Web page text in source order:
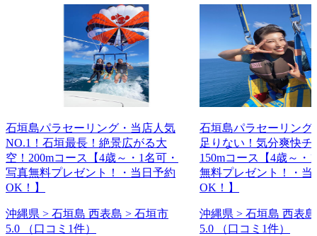
石垣島パラセーリング・当店人気
NO.1！石垣最長！絶景広がる大
空！200mコース【4歳～・1名可・
写真無料プレゼント！・当日予約
OK！】
沖縄県 > 石垣島 西表島 > 石垣市
5.0
（口コミ1件）
石垣島パラセーリング
足りない！気分爽快チ
150mコース【4歳～・
無料プレゼント！・当
OK！】
沖縄県 > 石垣島 西表
5.0
（口コミ1件）